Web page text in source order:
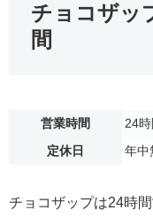
チョコザッ
間
営業時間
24
定休日
年中
チョコザップは24時